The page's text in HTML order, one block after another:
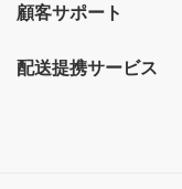
顧客サポート
配送提携サービス